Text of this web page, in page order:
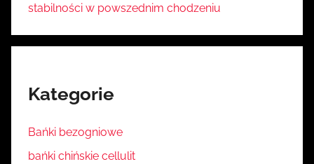
stabilności w powszednim chodzeniu
Kategorie
Bańki bezogniowe
bańki chińskie cellulit